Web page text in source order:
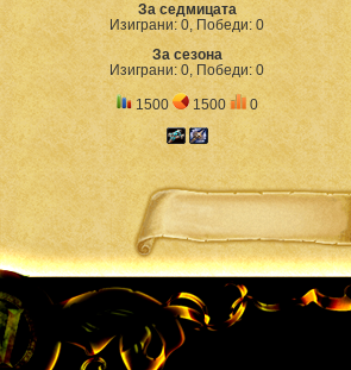
За седмицата
Изиграни: 0, Победи: 0
За сезона
Изиграни: 0, Победи: 0
1500 1500 0